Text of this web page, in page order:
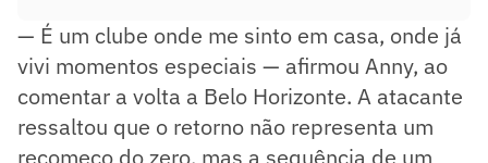
— É um clube onde me sinto em casa, onde já
vivi momentos especiais — afirmou Anny, ao
comentar a volta a Belo Horizonte. A atacante
ressaltou que o retorno não representa um
recomeço do zero, mas a sequência de um